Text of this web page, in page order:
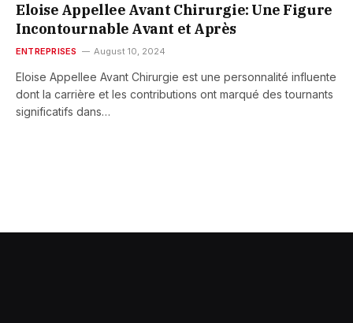
Eloise Appellee Avant Chirurgie: Une Figure
Incontournable Avant et Après
ENTREPRISES August 10, 2024
Eloise Appellee Avant Chirurgie est une personnalité influente
dont la carrière et les contributions ont marqué des tournants
significatifs dans…